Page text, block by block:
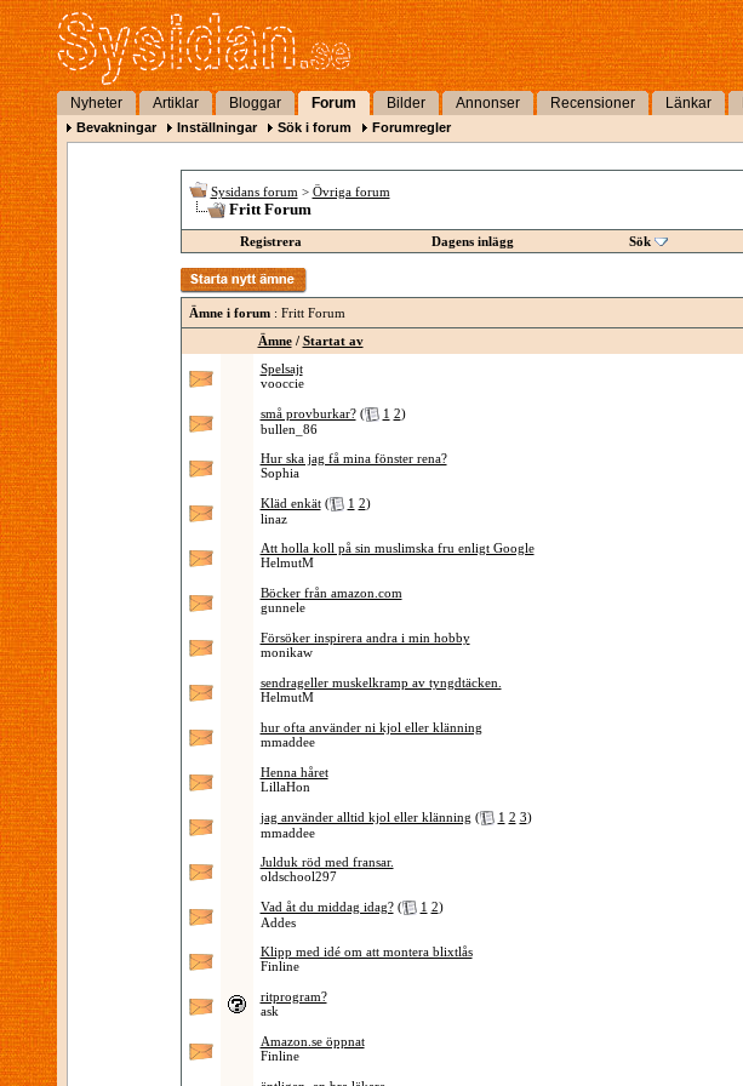
Nyheter Artiklar Bloggar Forum Bilder Annonser Recensioner Länkar
Bevakningar Inställningar Sök i forum Forumregler
Sysidans forum > Övriga forum
Fritt Forum
Registrera
Dagens inlägg Sök
Ämne i forum: Fritt Forum
Ämne/ Startat av
Spelsajt
vooccie
små provburkar? ( 1 2)
bullen_86
Hur ska jag få mina fönster rena?
Sophia
Kläd enkät ( 1 2)
linaz
Att holla koll på sin muslimska fru enligt Google
HelmutM
Böcker från amazon.com
gunnele
Försöker inspirera andra i min hobby
monikaw
sendrageller muskelkramp av tyngdtäcken.
HelmutM
hur ofta använder ni kjol eller klänning
mmaddee
Henna håret
LillaHon
jag använder alltid kjol eller klänning ( 1 2 3)
mmaddee
Julduk röd med fransar.
oldschool297
Vad åt du middag idag? ( 1 2)
Addes
Klipp med idé om att montera blixtlås
Finline
ritprogram?
ask
Amazon.se öppnat
Finline